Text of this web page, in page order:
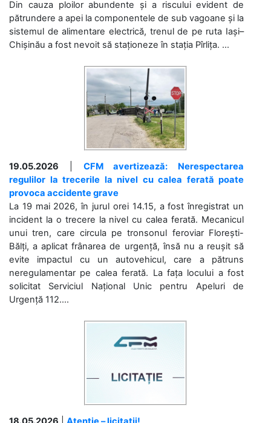
Din cauza ploilor abundente și a riscului evident de
pătrundere a apei la componentele de sub vagoane și la
sistemul de alimentare electrică, trenul de pe ruta Iași–
Chișinău a fost nevoit să staționeze în stația Pîrlița. ...
19.05.2026
CFM avertizează: Nerespectarea
regulilor la trecerile la nivel cu calea ferată poate
provoca accidente grave
La 19 mai 2026, în jurul orei 14.15, a fost înregistrat un
incident la o trecere la nivel cu calea ferată. Mecanicul
unui tren, care circula pe tronsonul feroviar Florești-
Bălți, a aplicat frânarea de urgență, însă nu a reușit să
evite impactul cu un autovehicul, care a pătruns
neregulamentar pe calea ferată. La fața locului a fost
solicitat Serviciul Național Unic pentru Apeluri de
Urgență 112....